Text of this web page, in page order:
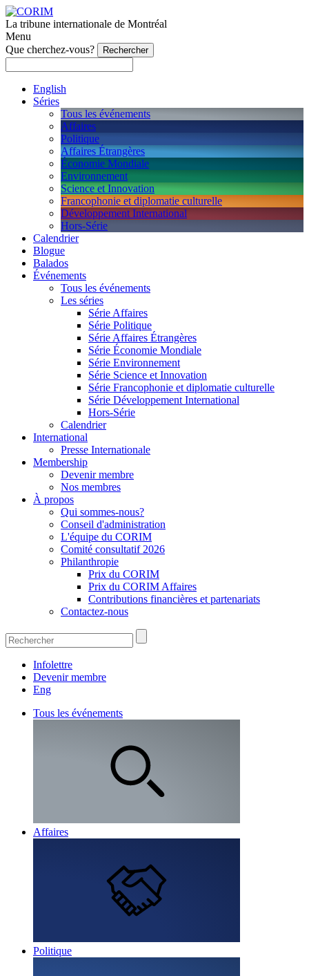
La tribune internationale de Montréal
Menu
Que cherchez-vous?
English
Séries
Tous les événements
Affaires
Politique
Affaires Étrangères
Économie Mondiale
Environnement
Science et Innovation
Francophonie et diplomatie culturelle
Développement International
Hors-Série
Calendrier
Blogue
Balados
Événements
Tous les événements
Les séries
Série Affaires
Série Politique
Série Affaires Étrangères
Série Économie Mondiale
Série Environnement
Série Science et Innovation
Série Francophonie et diplomatie culturelle
Série Développement International
Hors-Série
Calendrier
International
Presse Internationale
Membership
Devenir membre
Nos membres
À propos
Qui sommes-nous?
Conseil d'administration
L'équipe du CORIM
Comité consultatif 2026
Philanthropie
Prix du CORIM
Prix du CORIM Affaires
Contributions financières et partenariats
Contactez-nous
Infolettre
Devenir membre
Eng
Tous les événements
Affaires
Politique